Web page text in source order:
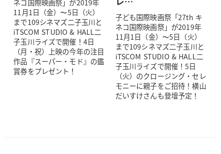
ネコ国際映画祭」が2019年
11月1日（金）〜5日（火）
まで109シネマズ二子玉川と
iTSCOM STUDIO & HALL二
子玉川ライズで開催！4日
（月・祝）上映の今年の注目
作品『スーパー・モド』の鑑
賞券をプレゼント！
子ども国際映画祭「27th キ
ネコ国際映画祭」が2019年
11月1日（金）〜5日（火）
まで109シネマズ二子玉川と
iTSCOM STUDIO & HALL二
子玉川ライズで開催！5日
（火）のクロージング・セレ
モニーに親子をご招待！横山
だいすけさんも登壇予定！